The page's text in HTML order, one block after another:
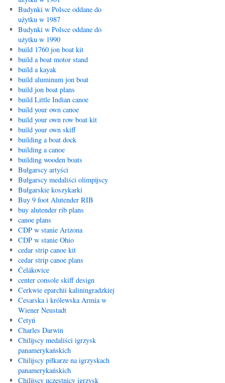
Budynki w Polsce oddane do
użytku w 1987
Budynki w Polsce oddane do
użytku w 1990
build 1760 jon boat kit
build a boat motor stand
build a kayak
build aluminum jon boat
build jon boat plans
build Little Indian canoe
build your own canoe
build your own row boat kit
build your own skiff
building a boat dock
building a canoe
building wooden boats
Bułgarscy artyści
Bułgarscy medaliści olimpijscy
Bułgarskie koszykarki
Buy 9 foot Alutender RIB
buy alutender rib plans
canoe plans
CDP w stanie Arizona
CDP w stanie Ohio
cedar strip canoe kit
cedar strip canoe plans
Čelákovice
center console skiff design
Cerkwie eparchii kaliningradzkiej
Cesarska i królewska Armia w
Wiener Neustadt
Cetyń
Charles Darwin
Chilijscy medaliści igrzysk
panamerykańskich
Chilijscy piłkarze na igrzyskach
panamerykańskich
Chilijscy uczestnicy igrzysk